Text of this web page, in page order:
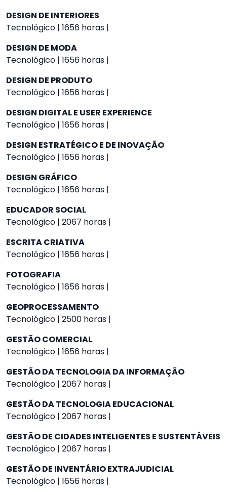
DESIGN DE INTERIORES
Tecnológico | 1656 horas |
DESIGN DE MODA
Tecnológico | 1656 horas |
DESIGN DE PRODUTO
Tecnológico | 1656 horas |
DESIGN DIGITAL E USER EXPERIENCE
Tecnológico | 1656 horas |
DESIGN ESTRATÉGICO E DE INOVAÇÃO
Tecnológico | 1656 horas |
DESIGN GRÁFICO
Tecnológico | 1656 horas |
EDUCADOR SOCIAL
Tecnológico | 2067 horas |
ESCRITA CRIATIVA
Tecnológico | 1656 horas |
FOTOGRAFIA
Tecnológico | 1656 horas |
GEOPROCESSAMENTO
Tecnológico | 2500 horas |
GESTÃO COMERCIAL
Tecnológico | 1656 horas |
GESTÃO DA TECNOLOGIA DA INFORMAÇÃO
Tecnológico | 2067 horas |
GESTÃO DA TECNOLOGIA EDUCACIONAL
Tecnológico | 2067 horas |
GESTÃO DE CIDADES INTELIGENTES E SUSTENTÁVEIS
Tecnológico | 2067 horas |
GESTÃO DE INVENTÁRIO EXTRAJUDICIAL
Tecnológico | 1656 horas |